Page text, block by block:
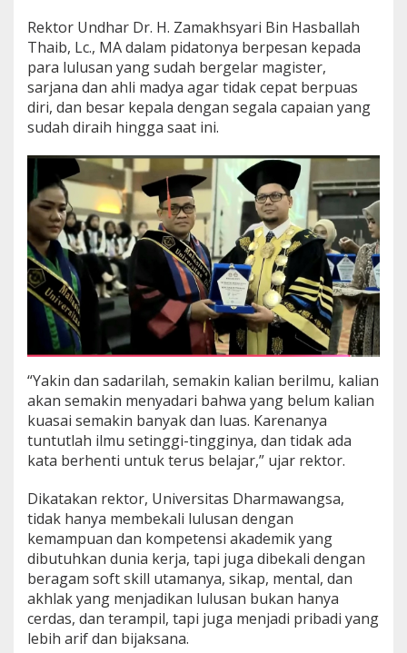
P
e
r
g
r
u
n
T
i
n
g
g
a
a
d
a
n
L
u
a
r
e
e
r
Rektor Undhar Dr. H. Zamakhsyari Bin Hasballah
Thaib, Lc., MA dalam pidatonya berpesan kepada
para lulusan yang sudah bergelar magister,
sarjana dan ahli madya agar tidak cepat berpuas
diri, dan besar kepala dengan segala capaian yang
sudah diraih hingga saat ini.
“Yakin dan sadarilah, semakin kalian berilmu, kalian
akan semakin menyadari bahwa yang belum kalian
kuasai semakin banyak dan luas. Karenanya
tuntutlah ilmu setinggi-tingginya, dan tidak ada
kata berhenti untuk terus belajar,” ujar rektor.
Dikatakan rektor, Universitas Dharmawangsa,
tidak hanya membekali lulusan dengan
kemampuan dan kompetensi akademik yang
dibutuhkan dunia kerja, tapi juga dibekali dengan
beragam soft skill utamanya, sikap, mental, dan
akhlak yang menjadikan lulusan bukan hanya
cerdas, dan terampil, tapi juga menjadi pribadi yang
lebih arif dan bijaksana.